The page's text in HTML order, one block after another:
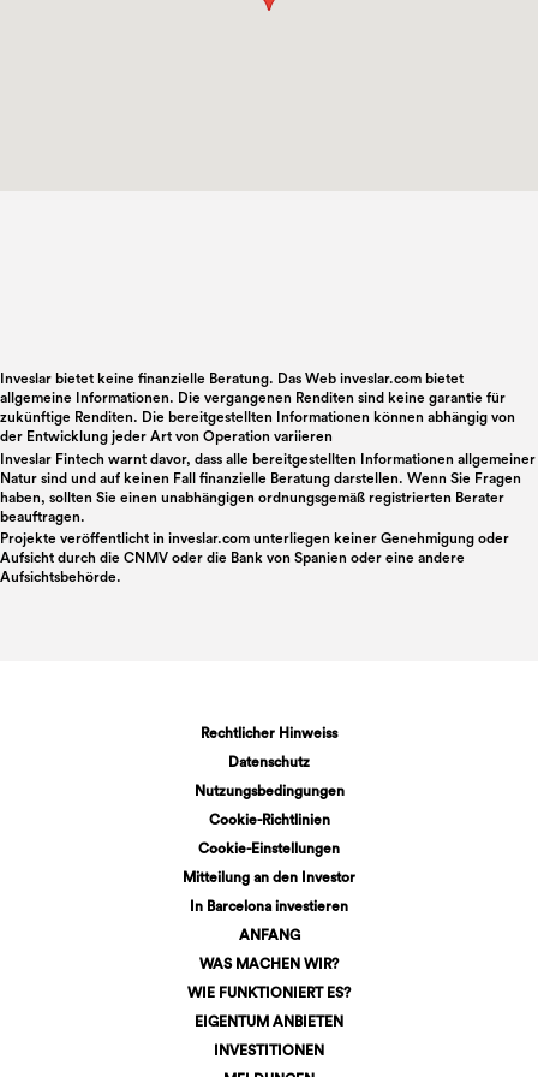
Inveslar bietet keine finanzielle Beratung. Das Web inveslar.com bietet
allgemeine Informationen. Die vergangenen Renditen sind keine garantie für
zukünftige Renditen. Die bereitgestellten Informationen können abhängig von
der Entwicklung jeder Art von Operation variieren
Inveslar Fintech warnt davor, dass alle bereitgestellten Informationen allgemeiner
Natur sind und auf keinen Fall finanzielle Beratung darstellen. Wenn Sie Fragen
haben, sollten Sie einen unabhängigen ordnungsgemäß registrierten Berater
beauftragen.
Projekte veröffentlicht in inveslar.com unterliegen keiner Genehmigung oder
Aufsicht durch die CNMV oder die Bank von Spanien oder eine andere
Aufsichtsbehörde.
Rechtlicher Hinweiss
Datenschutz
Nutzungsbedingungen
Cookie-Richtlinien
Cookie-Einstellungen
Mitteilung an den Investor
In Barcelona investieren
ANFANG
WAS MACHEN WIR?
WIE FUNKTIONIERT ES?
EIGENTUM ANBIETEN
INVESTITIONEN